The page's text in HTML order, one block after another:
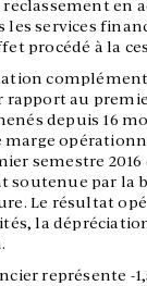
reclassement en
les services
procédé à la
rapport au
depuis 16
semestre
soutenue par la
Le résultat
la
représente -